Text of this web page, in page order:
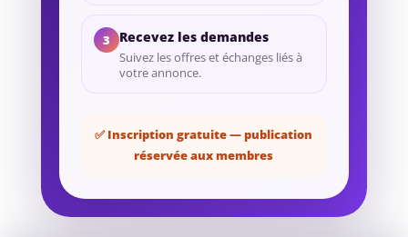
3 Recevez les demandes
Suivez les offres et échanges liés à
votre annonce.
✅ Inscription gratuite — publication
réservée aux membres